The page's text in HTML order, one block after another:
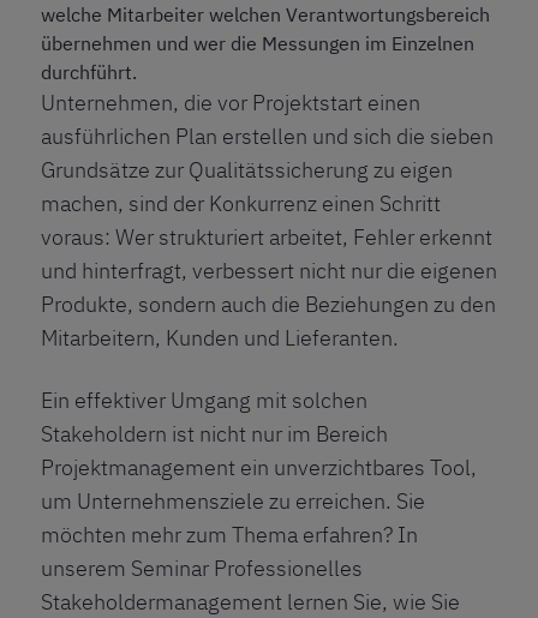
welche Mitarbeiter welchen Verantwortungsbereich
übernehmen und wer die Messungen im Einzelnen
durchführt.
Unternehmen, die vor Projektstart einen
ausführlichen Plan erstellen und sich die sieben
Grundsätze zur Qualitätssicherung zu eigen
machen, sind der Konkurrenz einen Schritt
voraus: Wer strukturiert arbeitet, Fehler erkennt
und hinterfragt, verbessert nicht nur die eigenen
Produkte, sondern auch die Beziehungen zu den
Mitarbeitern, Kunden und Lieferanten.
Ein effektiver Umgang mit solchen
Stakeholdern ist nicht nur im Bereich
Projektmanagement ein unverzichtbares Tool,
um Unternehmensziele zu erreichen. Sie
möchten mehr zum Thema erfahren? In
unserem Seminar Professionelles
Stakeholdermanagement lernen Sie, wie Sie